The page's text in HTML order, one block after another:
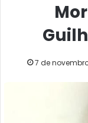
7 de